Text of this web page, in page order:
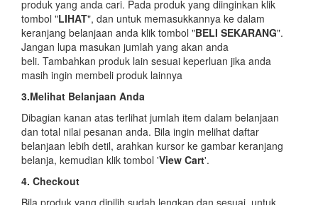
produk yang anda cari. Pada produk yang diinginkan klik
tombol "LIHAT", dan untuk memasukkannya ke dalam
keranjang belanjaan anda klik tombol "BELI SEKARANG".
Jangan lupa masukan jumlah yang akan anda
beli. Tambahkan produk lain sesuai keperluan jika anda
masih ingin membeli produk lainnya
3.Melihat Belanjaan Anda
Dibagian kanan atas terlihat jumlah item dalam belanjaan
dan total nilai pesanan anda. Bila ingin melihat daftar
belanjaan lebih detil, arahkan kursor ke gambar keranjang
belanja, kemudian klik tombol 'View Cart'.
4. Checkout
Bila produk yang dipilih sudah lengkap dan sesuai, untuk